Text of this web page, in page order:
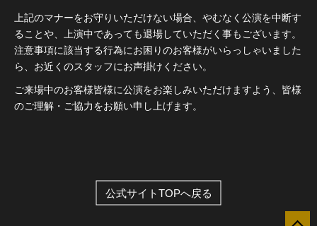
上記のマナーをお守りいただけない場合、やむなく公演を中断す
ることや、上演中であっても退場していただく事もございます。
注意事項に該当する行為にお困りのお客様がいらっしゃいました
ら、お近くのスタッフにお声掛けください。
ご来場中のお客様皆様に公演をお楽しみいただけますよう、皆様
のご理解・ご協力をお願い申し上げます。
公式サイトTOPへ戻る